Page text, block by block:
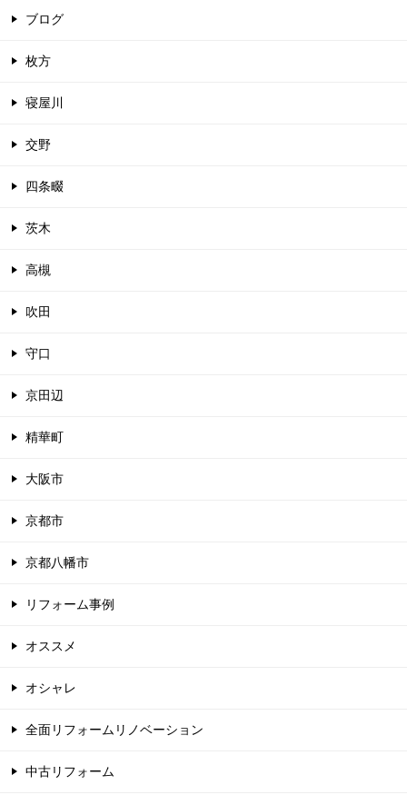
ブログ
枚方
寝屋川
交野
四条畷
茨木
高槻
吹田
守口
京田辺
精華町
大阪市
京都市
京都八幡市
リフォーム事例
オススメ
オシャレ
全面リフォームリノベーション
中古リフォーム